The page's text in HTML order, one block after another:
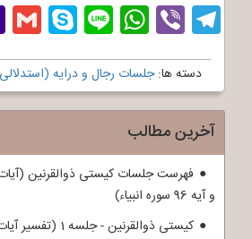
Telegram
Viber
Line
دسته ها: جلسات رجال و درایه
آخرین مطالب
و آیه 96 سوره انبیاء)
کیستی ذوالقرنین - جلسه 1 (تفسیر آیات 83 تا 99 سوره کهف)